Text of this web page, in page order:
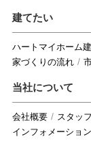
建てたい
ハートマイホーム
家づくりの流れ
当社について
会社概要 スタッ
インフォメーション